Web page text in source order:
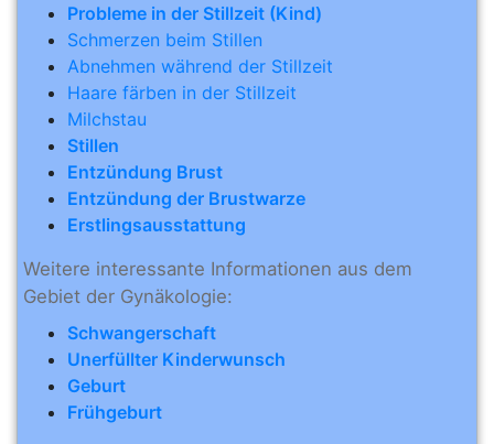
Probleme in der Stillzeit (Kind)
Schmerzen beim Stillen
Abnehmen während der Stillzeit
Haare färben in der Stillzeit
Milchstau
Stillen
Entzündung Brust
Entzündung der Brustwarze
Erstlingsausstattung
Weitere interessante Informationen aus dem
Gebiet der Gynäkologie:
Schwangerschaft
Unerfüllter Kinderwunsch
Geburt
Frühgeburt